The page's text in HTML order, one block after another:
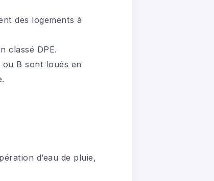
des logements à
classé DPE.
ou B sont loués en
d’eau de pluie,